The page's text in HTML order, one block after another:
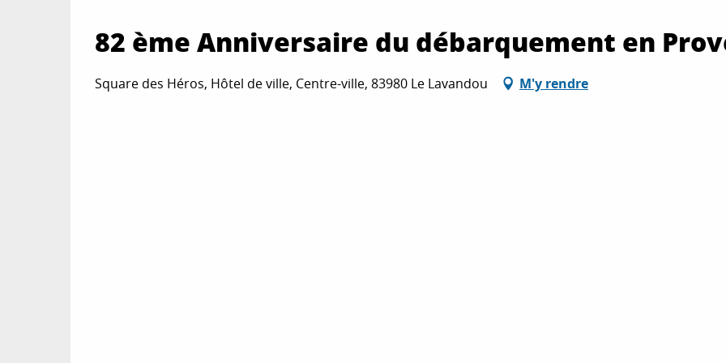
82 ème Anniversaire du débarquement en
Square des Héros, Hôtel de ville, Centre-ville, 83980 Le Lavandou M'y rendre